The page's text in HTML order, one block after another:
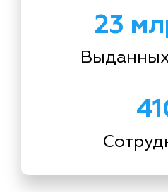
23